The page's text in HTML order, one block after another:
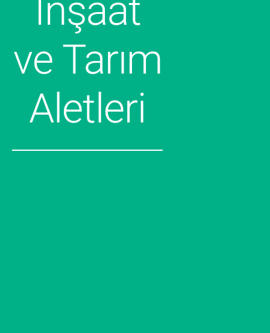
İnşaat
ve Tarım
Aletleri